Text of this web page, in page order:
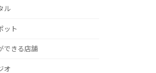
ル
ット
できる店舗
オ